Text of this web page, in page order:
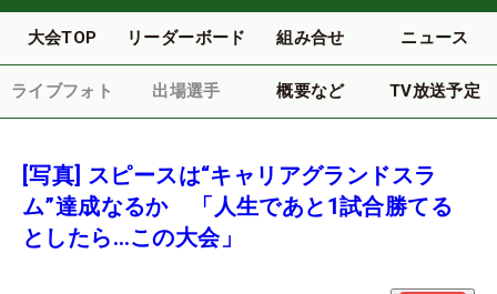
大会TOP リーダーボード 組み合せ ニュース
ライブフォト 出場選手 概要など TV放送予定
[写真] スピースは“キャリアグランドスラ
ム”達成なるか 「人生であと1試合勝てる
としたら…この大会」